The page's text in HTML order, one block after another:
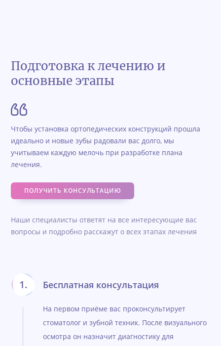
Подготовка к лечению и
основные этапы
Чтобы установка ортопедических конструкций прошла
идеально и новые зубы радовали вас долго, мы
учитываем каждую мелочь при разработке плана
лечения.
ПОЛУЧИТЬ КОНСУЛЬТАЦИЮ
Наши специалисты ответят на все интересующие вас
вопросы и подробно расскажут о всех этапах лечения
Бесплатная консультация
На первом приёме вас проконсультирует
стоматолог и зубной техник. После визуального
осмотра он назначит диагностику для